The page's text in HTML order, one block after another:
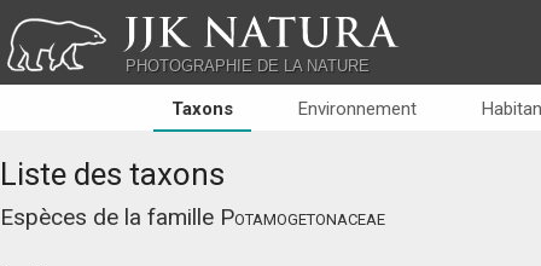
JJK NATURA
PHOTOGRAPHIE DE LA NATURE
Taxons Environnement
Liste des taxons
Espèces de la famille Potamogetonaceae